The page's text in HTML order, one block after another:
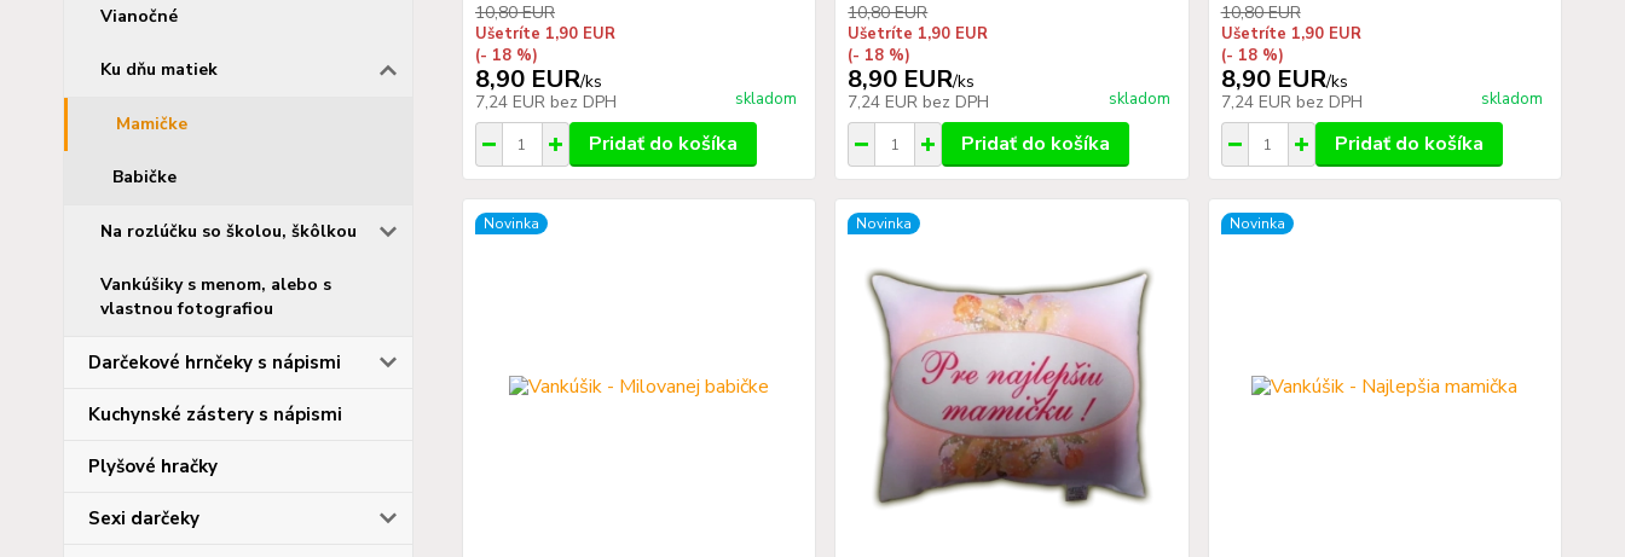
Vianočné
Ku dňu matiek
Mamičke
Babičke
Na rozlúčku so školou, škôlkou
Vankúšiky s menom, alebo s
vlastnou fotografiou
Darčekové hrnčeky s nápismi
Kuchynské zástery s nápismi
Plyšové hračky
Sexi darčeky
10,80 EUR
Ušetríte 1,90 EUR
(- 18 %)
8,90 EUR/ks
7,24 EUR bez DPH skladom
Pridať do košíka
10,80 EUR
Ušetríte 1,90 EUR
(- 18 %)
8,90 EUR/ks
7,24 EUR bez DPH skladom
Pridať do košíka
10,80 EUR
Ušetríte 1,90 EUR
(- 18 %)
8,90 EUR/ks
7,24 EUR bez DPH skladom
Pridať do košíka
Novinka Novinka Novinka